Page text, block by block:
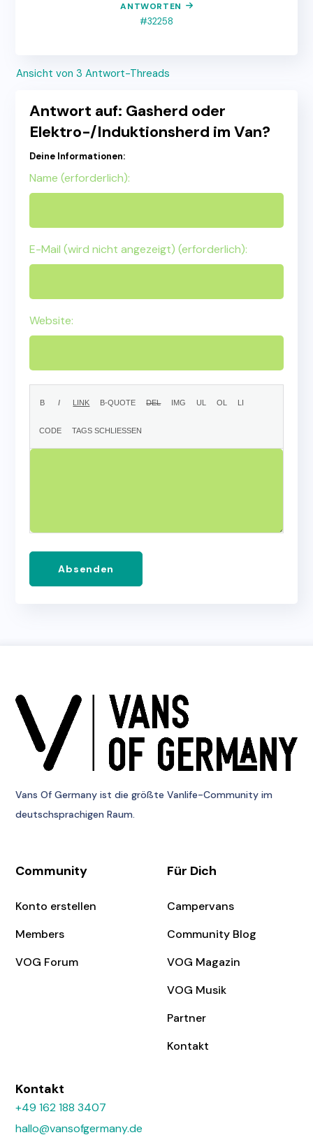
ANTWORTEN
#32258
Ansicht von 3 Antwort-Threads
Antwort auf: Gasherd oder
Elektro-/Induktionsherd im Van?
Deine Informationen:
Name (erforderlich):
E-Mail (wird nicht angezeigt) (erforderlich):
Website:
Absenden
Vans Of Germany ist die größte Vanlife-Community im
deutschsprachigen Raum.
Community
Konto erstellen
Members
VOG Forum
Für Dich
Campervans
Community Blog
VOG Magazin
VOG Musik
Partner
Kontakt
Kontakt
+49 162 188 3407
hallo@vansofgermany.de